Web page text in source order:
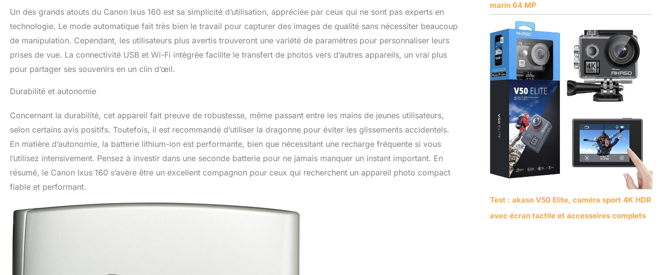
Un des grands atouts du Canon Ixus 160 est sa simplicité d’utilisation, appréciée par ceux qui ne sont pas experts en
technologie. Le mode automatique fait très bien le travail pour capturer des images de qualité sans nécessiter beaucoup
de manipulation. Cependant, les utilisateurs plus avertis trouveront une variété de paramètres pour personnaliser leurs
prises de vue. La connectivité USB et Wi-Fi intégrée facilite le transfert de photos vers d’autres appareils, un vrai plus
pour partager ses souvenirs en un clin d’œil.
Durabilité et autonomie
Concernant la durabilité, cet appareil fait preuve de robustesse, même passant entre les mains de jeunes utilisateurs,
selon certains avis positifs. Toutefois, il est recommandé d’utiliser la dragonne pour éviter les glissements accidentels.
En matière d’autonomie, la batterie lithium-ion est performante, bien que nécessitant une recharge fréquente si vous
l’utilisez intensivement. Pensez à investir dans une seconde batterie pour ne jamais manquer un instant important. En
résumé, le Canon Ixus 160 s’avère être un excellent compagnon pour ceux qui recherchent un appareil photo compact
fiable et performant.
marin 64 MP
Test : akaso V50 Elite, caméra sport 4K HDR
avec écran tactile et accessoires complets